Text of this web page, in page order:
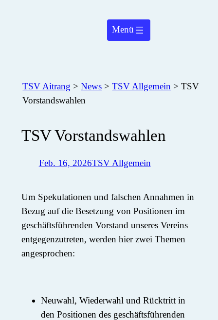
TSV Aitrang >News >TSV Allgemein >TSV
Vorstandswahlen
TSV Vorstandswahlen
Feb. 16, 2026TSV Allgemein
Um Spekulationen und falschen Annahmen in
Bezug auf die Besetzung von Positionen im
geschäftsführenden Vorstand unseres Vereins
entgegenzutreten, werden hier zwei Themen
angesprochen:
Neuwahl, Wiederwahl und Rücktritt in
den Positionen des geschäftsführenden